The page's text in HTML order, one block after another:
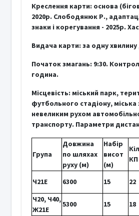
Креслення карти: основа
2020р. Слободянюк Р.,
знаки і корегування - 2025р.
Видача карти: за одну
Початок змагань: 9:30.
година.
Місцевість: міський парк,
футбольного стадіону, міська
невеликим рухом
транcпорту. Параметри
Група
Довжина
по шляхах
руху (м)
Набір
висот
(м)
КП
Ч21E 6300 15 22
Ч20, Ч40,
Ж21E
5300 15 18